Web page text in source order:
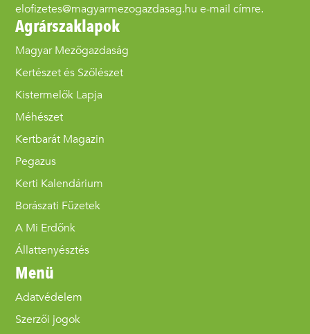
elofizetes@magyarmezogazdasag.hu e-mail címre.
Agrárszaklapok
Magyar Mezőgazdaság
Kertészet és Szőlészet
Kistermelők Lapja
Méhészet
Kertbarát Magazin
Pegazus
Kerti Kalendárium
Borászati Füzetek
A Mi Erdőnk
Állattenyésztés
Menü
Adatvédelem
Szerzői jogok